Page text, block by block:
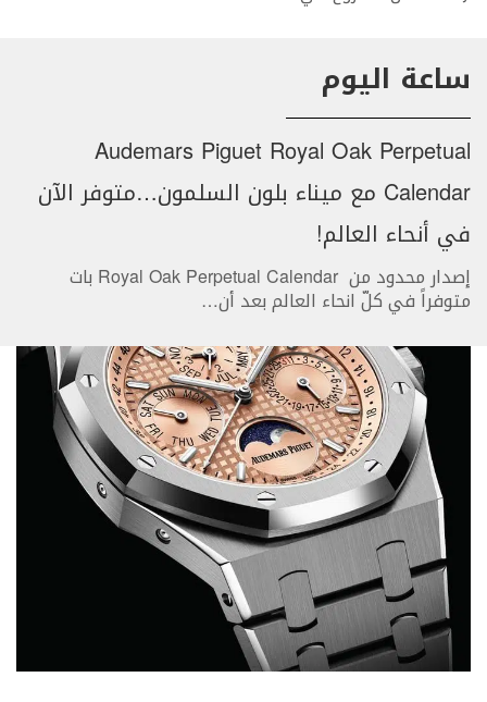
ساعة اليوم
Audemars Piguet Royal Oak Perpetual
Calendar مع ميناء بلون السلمون…متوفر الآن
في أنحاء العالم!
إصدار محدود من Royal Oak Perpetual Calendar بات
متوفراً في كلّ انحاء العالم بعد أن…